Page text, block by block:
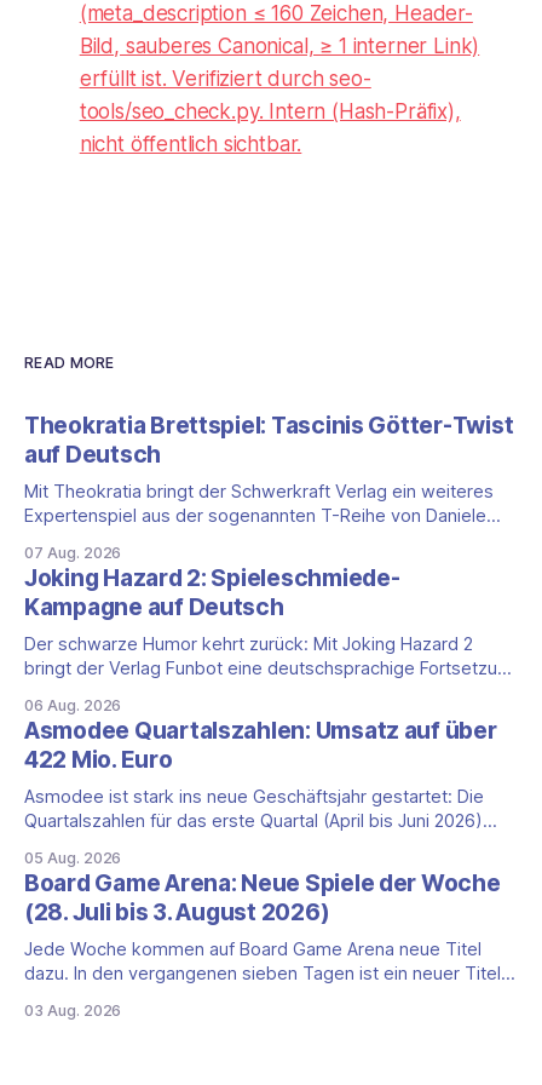
(meta_description ≤ 160 Zeichen, Header-
Bild, sauberes Canonical, ≥ 1 interner Link)
erfüllt ist. Verifiziert durch seo-
tools/seo_check.py. Intern (Hash-Präfix),
nicht öffentlich sichtbar.
READ MORE
Theokratia Brettspiel: Tascinis Götter-Twist
auf Deutsch
Mit Theokratia bringt der Schwerkraft Verlag ein weiteres
Expertenspiel aus der sogenannten T-Reihe von Daniele
Tekhenu und Tzolk'in gehören. Der Aufhänger ist ein
ungewöhnlicher Perspektivwechsel: Sie steuern nicht die
eigene Zivilisation, sondern eine hochentwickelte
außerirdische Gottheit, die vier
07 Aug. 2026
Joking Hazard 2: Spieleschmiede-
Kampagne auf Deutsch
Der schwarze Humor kehrt zurück: Mit Joking Hazard 2
bringt der Verlag Funbot eine deutschsprachige Fortsetzung
Happiness (Explosm) auf die Spieleschmiede. Wir ordnen
ein, was die Kampagne unter dem Motto „Die fiesen
Comics sind zurück!" bietet und wo sie schweigt.
06 Aug. 2026
Asmodee Quartalszahlen: Umsatz auf über
422 Mio. Euro
Asmodee ist stark ins neue Geschäftsjahr gestartet: Die
Quartalszahlen für das erste Quartal (April bis Juni 2026)
Prozent auf 422,1 Millionen Euro. Getragen wird das
Wachstum weiter von den Sammelkartenspielen, doch
erstmals seit Monaten zeigt auch das klassische
Brettspielgeschäft wieder
05 Aug. 2026
Board Game Arena: Neue Spiele der Woche
(28. Juli bis 3. August 2026)
Jede Woche kommen auf Board Game Arena neue Titel
dazu. In den vergangenen sieben Tagen ist ein neuer Titel
bekanntesten kooperativen Zombiespiele. Wir stellen dir
03 Aug. 2026